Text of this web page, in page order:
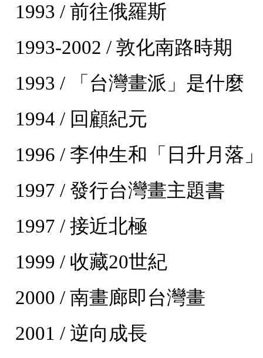
1993 / 前往俄羅斯
1993-2002 / 敦化南路時期
1993 / 「台灣畫派」是什麼
1994 / 回顧紀元
1996 / 李仲生和「日升月落」
1997 / 發行台灣畫主題書
1997 / 接近北極
1999 / 收藏20世紀
2000 / 南畫廊即台灣畫
2001 / 逆向成長